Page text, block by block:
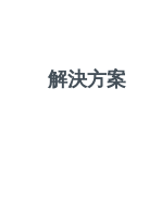
解決方案